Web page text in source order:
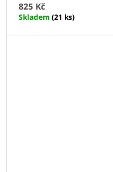
825 Kč
Skladem (21 ks)